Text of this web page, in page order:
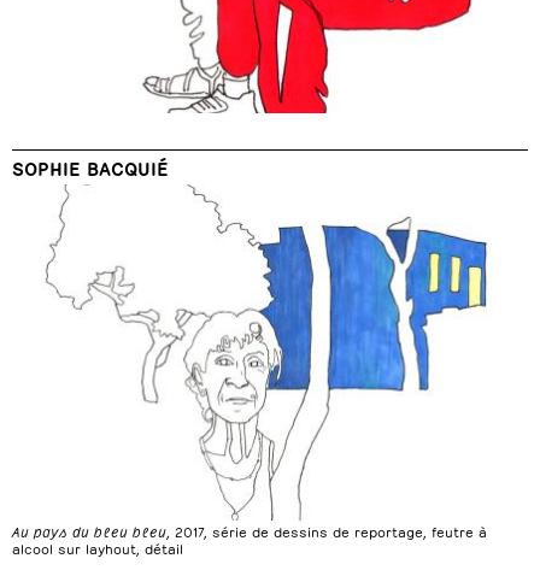
SOPHIE BACQUIÉ
Au pays du bleu bleu , 2017, série de dessins de reportage, feutre à
alcool sur layhout, détail